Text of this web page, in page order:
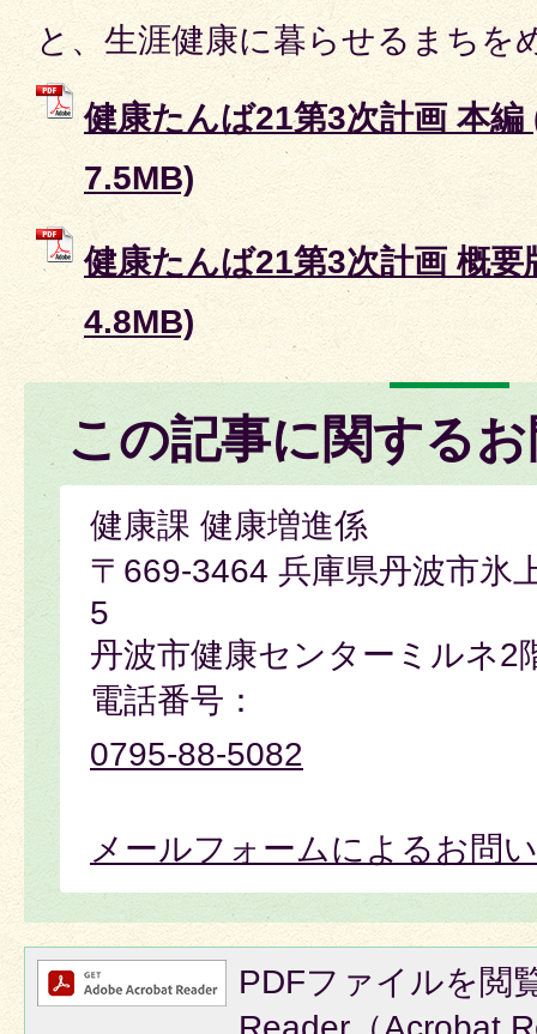
と、生涯健康に暮らせるまちを
健康たんば21第3次計画 本
7.5MB)
健康たんば21第3次計画 概
4.8MB)
この記事に関する
健康課 健康増進係
〒669-3464 兵庫県丹波市氷
5
丹波市健康センターミルネ2
電話番号：
0795-88-5082
メールフォームによるお問
PDFファイルを閲